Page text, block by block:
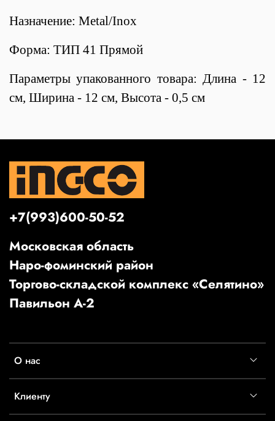
Назначение: Metal/Inox
Форма: ТИП 41 Прямой
Параметры упакованного товара: Длина - 12
см, Ширина - 12 см, Высота - 0,5 см
О нас
Клиенту
+7(993)600-50-52
Московская область
Наро-фоминский район
Торгово-складской комплекс «Селятино»
Павильон А-2